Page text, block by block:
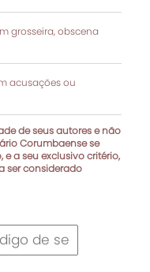
grosseira, obscena
acusações ou
de seus autores e não
Corumbaense se
a seu exclusivo critério,
ser considerado